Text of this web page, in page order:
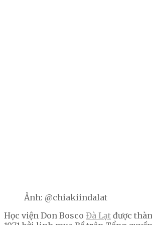
Ảnh: @chiakiindalat
Học viện Don Bosco Đà Lạt được